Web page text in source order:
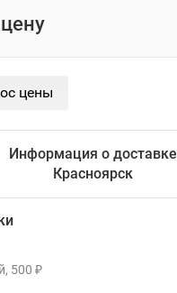
Информация о доставке
Красноярск
500 ₽